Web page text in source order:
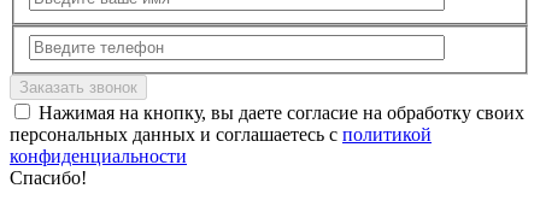
Нажимая на кнопку, вы даете согласие на обработку своих
персональных данных и соглашаетесь с политикой
конфиденциальности
Спасибо!